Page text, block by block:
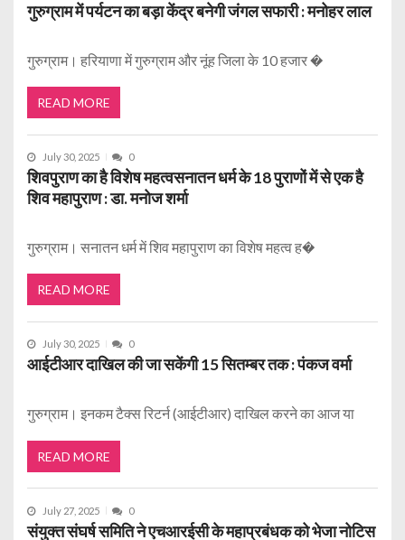
गुरुग्राम में पर्यटन का बड़ा केंद्र बनेगी जंगल सफारी : मनोहर लाल
गुरुग्राम। हरियाणा में गुरुग्राम और नूंह जिला के 10 हजार �
READ MORE
July 30, 2025 0
शिवपुराण का है विशेष महत्वसनातन धर्म के 18 पुराणों में से एक है
शिव महापुराण : डा. मनोज शर्मा
गुरुग्राम। सनातन धर्म में शिव महापुराण का विशेष महत्व ह�
READ MORE
July 30, 2025 0
आईटीआर दाखिल की जा सकेंगी 15 सितम्बर तक : पंकज वर्मा
गुरुग्राम। इनकम टैक्स रिटर्न (आईटीआर) दाखिल करने का आज या
READ MORE
July 27, 2025 0
संयुक्त संघर्ष समिति ने एचआरईसी के महाप्रबंधक को भेजा नोटिस